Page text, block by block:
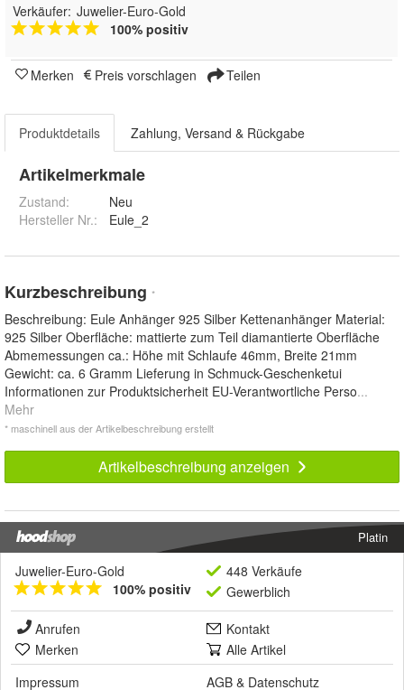
Verkäufer: Juwelier-Euro-Gold
100% positiv
Merken Preis vorschlagen Teilen
Produktdetails Zahlung, Versand & Rückgabe
Artikelmerkmale
Zustand:
Neu
Hersteller Nr.:
Eule_2
Kurzbeschreibung *
Beschreibung: Eule Anhänger 925 Silber Kettenanhänger Material:
925 Silber Oberfläche: mattierte zum Teil diamantierte Oberfläche
Abmemessungen ca.: Höhe mit Schlaufe 46mm, Breite 21mm
Gewicht: ca. 6 Gramm Lieferung in Schmuck-Geschenketui
Informationen zur Produktsicherheit EU-Verantwortliche Perso...
Mehr
* maschinell aus der Artikelbeschreibung erstellt
Artikelbeschreibung anzeigen
Platin
Juwelier-Euro-Gold
100% positiv
448 Verkäufe
Gewerblich
Anrufen
Kontakt
Merken
Alle Artikel
Impressum
AGB & Datenschutz